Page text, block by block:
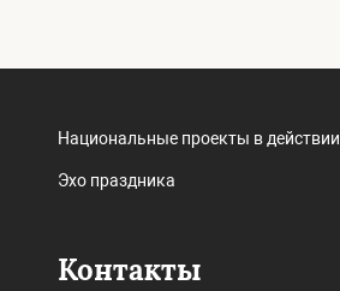
Национальные проекты в действии
Эхо праздника
Контакты